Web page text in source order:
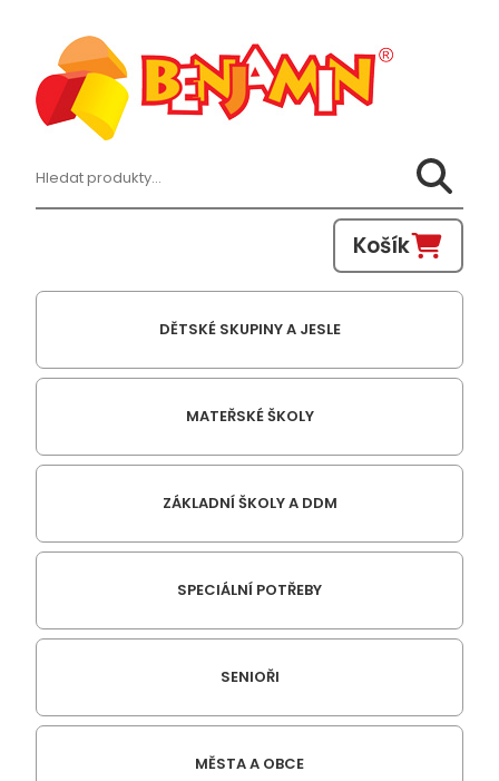
Hledat:
Košík
DĚTSKÉ SKUPINY A JESLE
MATEŘSKÉ ŠKOLY
ZÁKLADNÍ ŠKOLY A DDM
SPECIÁLNÍ POTŘEBY
SENIOŘI
MĚSTA A OBCE